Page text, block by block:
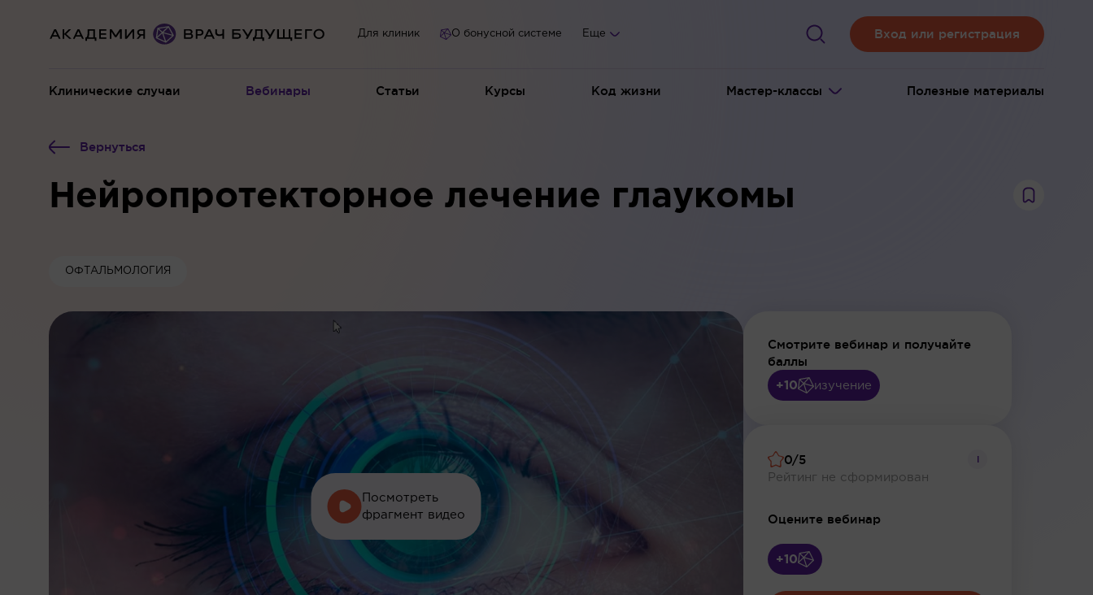
Вход или регистрация
Клинические случаи Вебинары Статьи Курсы Код жизни Мастер-классы Полезные материалы
Для клиник О бонусной системе Еще
Вернуться
Нейропротекторное лечение глаукомы
ОФТАЛЬМОЛОГИЯ
Посмотреть
фрагмент видео
Смотрите вебинар и получайте
баллы
+10 изучение
0/5
Рейтинг не сформирован
i
Оцените вебинар
+10